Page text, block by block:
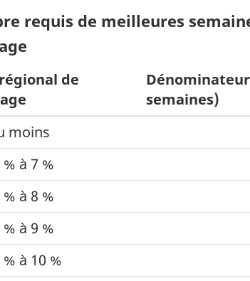
requis de meilleures
de
semaines)
moins
à 7 %
à 8 %
à 9 %
à 10 %